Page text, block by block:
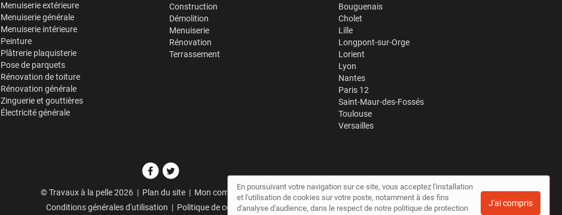
Menuiserie extérieure
Menuiserie générale
Menuiserie intérieure
Peinture
Plâtrerie plaquisterie
Pose de parquets
Rénovation de toiture
Rénovation générale
Zinguerie et gouttières
Électricité générale
Construction
Démolition
Menuiserie
Rénovation
Terrassement
Bouguenais
Cholet
Lille
Longpont-sur-Orge
Lorient
Lyon
Nantes
Paris 12
Saint-Maur-des-Fossés
Toulouse
Versailles
© Travaux à la pelle 2026 | Plan du site | Mon compte|Contact
Conditions générales d'utilisation | Politique de confidentialité
En poursuivant votre navigation sur ce site, vous acceptez l'installation
et l'utilisation de cookies sur votre poste, notamment à des fins
d'analyse d'audience, dans le respect de notre politique de protection
J'ai compris